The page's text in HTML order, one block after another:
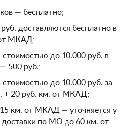
— бесплатно;
доставляются бесплатно в
от МКАД;
стоимостью до 10.000 руб. в
500 руб.;
стоимостью до 10.000 руб. за
20 руб. км. от МКАД;
км. от МКАД — уточняется у
доставки по МО до 60 км. от